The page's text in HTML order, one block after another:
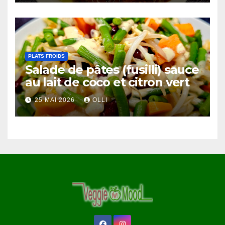
PLATS FROIDS
Salade de pâtes (fusilli) sauce
au lait de coco et citron vert
25 MAI 2026 OLLI